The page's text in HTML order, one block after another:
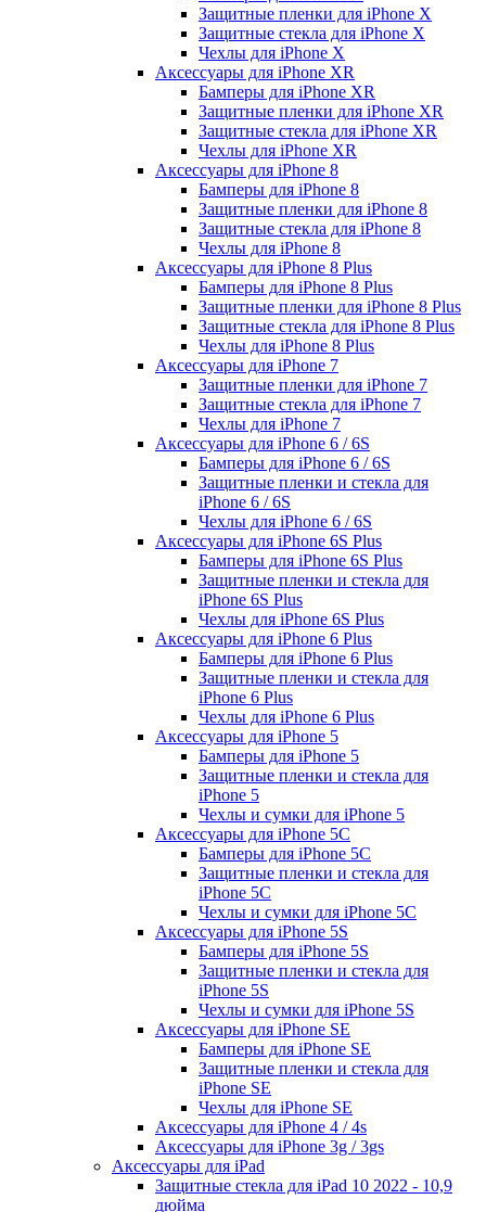
Защитные пленки для iPhone X
Защитные стекла для iPhone X
Чехлы для iPhone X
Аксессуары для iPhone XR
Бамперы для iPhone XR
Защитные пленки для iPhone XR
Защитные стекла для iPhone XR
Чехлы для iPhone XR
Аксессуары для iPhone 8
Бамперы для iPhone 8
Защитные пленки для iPhone 8
Защитные стекла для iPhone 8
Чехлы для iPhone 8
Аксессуары для iPhone 8 Plus
Бамперы для iPhone 8 Plus
Защитные пленки для iPhone 8 Plus
Защитные стекла для iPhone 8 Plus
Чехлы для iPhone 8 Plus
Аксессуары для iPhone 7
Защитные пленки для iPhone 7
Защитные стекла для iPhone 7
Чехлы для iPhone 7
Аксессуары для iPhone 6 / 6S
Бамперы для iPhone 6 / 6S
Защитные пленки и стекла для
iPhone 6 / 6S
Чехлы для iPhone 6 / 6S
Аксессуары для iPhone 6S Plus
Бамперы для iPhone 6S Plus
Защитные пленки и стекла для
iPhone 6S Plus
Чехлы для iPhone 6S Plus
Аксессуары для iPhone 6 Plus
Бамперы для iPhone 6 Plus
Защитные пленки и стекла для
iPhone 6 Plus
Чехлы для iPhone 6 Plus
Аксессуары для iPhone 5
Бамперы для iPhone 5
Защитные пленки и стекла для
iPhone 5
Чехлы и сумки для iPhone 5
Аксессуары для iPhone 5C
Бамперы для iPhone 5C
Защитные пленки и стекла для
iPhone 5C
Чехлы и сумки для iPhone 5C
Аксессуары для iPhone 5S
Бамперы для iPhone 5S
Защитные пленки и стекла для
iPhone 5S
Чехлы и сумки для iPhone 5S
Аксессуары для iPhone SE
Бамперы для iPhone SE
Защитные пленки и стекла для
iPhone SE
Чехлы для iPhone SE
Аксессуары для iPhone 4 / 4s
Аксессуары для iPhone 3g / 3gs
Аксессуары для iPad
Защитные стекла для iPad 10 2022 - 10,9
дюйма